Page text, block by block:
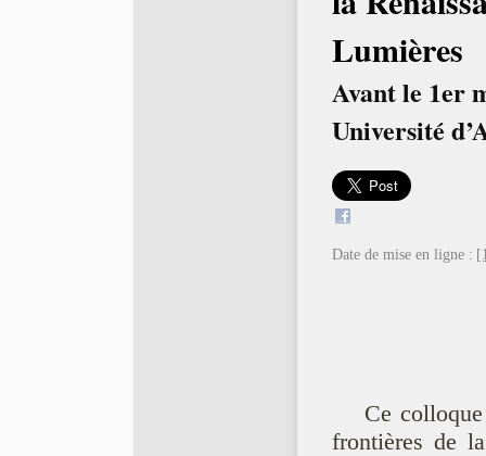
Lumières
Avant le 1er
Université
Date de mise en ligne :
Ce
frontières de